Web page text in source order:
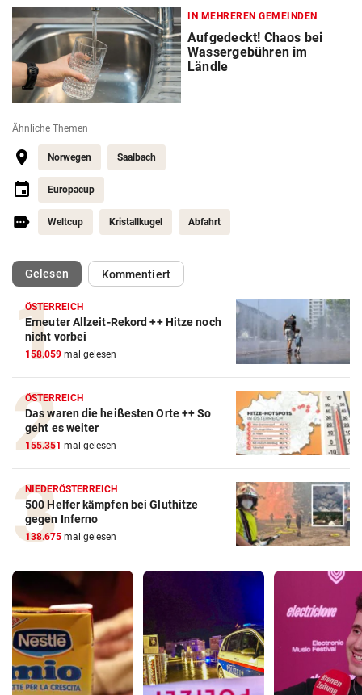
IN MEHREREN GEMEINDEN
Aufgedeckt! Chaos bei
Wassergebühren im
Ländle
Ähnliche Themen
Norwegen Saalbach
Europacup
Weltcup Kristallkugel Abfahrt
Gelesen(ausgewählt)Kommentiert
ÖSTERREICH
Erneuter Allzeit-Rekord ++ Hitze noch
nicht vorbei
158.059 mal gelesen
ÖSTERREICH
Das waren die heißesten Orte ++ So
geht es weiter
155.351 mal gelesen
NIEDERÖSTERREICH
500 Helfer kämpfen bei Gluthitze
gegen Inferno
138.675 mal gelesen